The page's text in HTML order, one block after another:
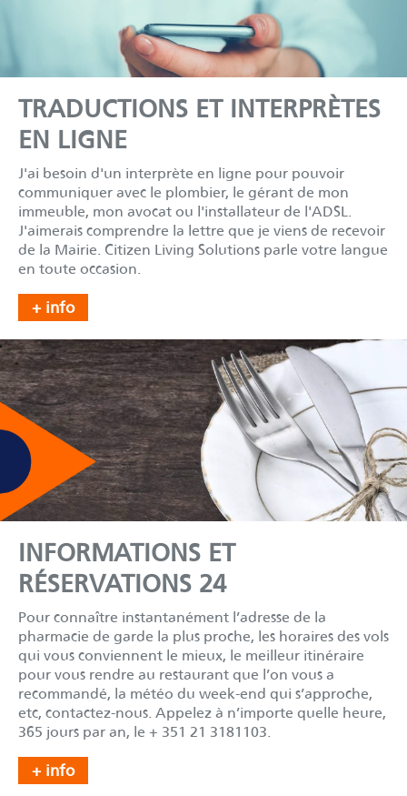
TRADUCTIONS ET INTERPRÈTES
EN LIGNE
J'ai besoin d'un interprète en ligne pour pouvoir
communiquer avec le plombier, le gérant de mon
immeuble, mon avocat ou l'installateur de l'ADSL.
J'aimerais comprendre la lettre que je viens de recevoir
de la Mairie. Citizen Living Solutions parle votre langue
en toute occasion.
+ info
INFORMATIONS ET
RÉSERVATIONS 24
Pour connaître instantanément l’adresse de la
pharmacie de garde la plus proche, les horaires des vols
qui vous conviennent le mieux, le meilleur itinéraire
pour vous rendre au restaurant que l’on vous a
recommandé, la météo du week-end qui s’approche,
etc, contactez-nous. Appelez à n’importe quelle heure,
365 jours par an, le + 351 21 3181103.
+ info